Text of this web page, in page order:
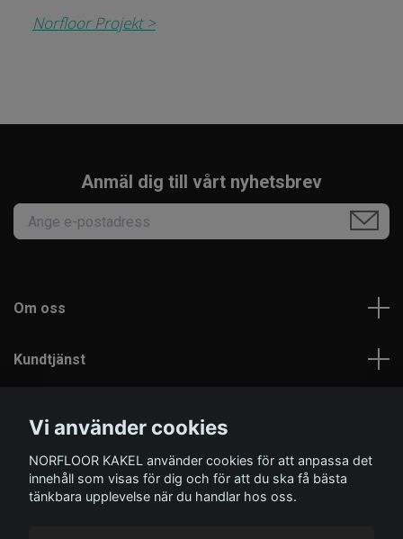
Norfloor Projekt >
Anmäl dig till vårt nyhetsbrev
Om oss
Kundtjänst
Sociala medier
Vi använder cookies
NORFLOOR KAKEL använder cookies för att anpassa det
innehåll som visas för dig och för att du ska få bästa
tänkbara upplevelse när du handlar hos oss.